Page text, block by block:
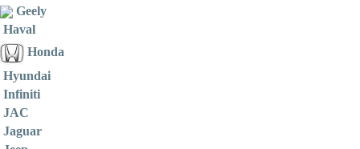
Geely
Haval
Honda
Hyundai
Infiniti
JAC
Jaguar